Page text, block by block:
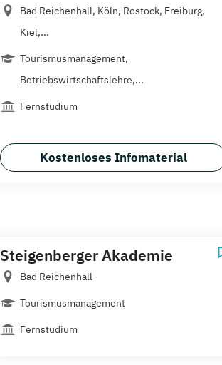
Bad Reichenhall, Köln, Rostock, Freiburg,
Kiel,...
Tourismusmanagement,
Betriebswirtschaftslehre,...
Fernstudium
Kostenloses Infomaterial
Steigenberger Akademie
Bad Reichenhall
Tourismusmanagement
Fernstudium